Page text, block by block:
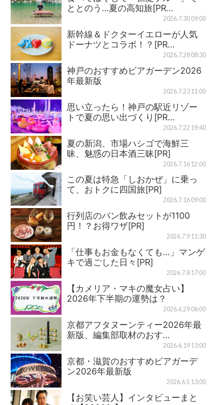
ととのう…夏の高知旅[PR…
2026.7.30 09:00
新幹線＆ドクターイエローが人気
ドーナツとコラボ！？[PR…
2026.7.28 08:30
神戸のおすすめビアガーデン2026
年最新版
2026.7.23 11:00
思い立ったら！神戸の駅近リゾー
トで夏の思い出づくり[PR…
2026.7.22 19:40
夏の新潟、市場ハシゴで海鮮三
昧、魅惑の日本酒三昧[PR]
2026.7.16 12:00
この夏は特急「しおかぜ」に乗っ
て、おトクに四国旅[PR]
2026.7.16 09:00
行列店のパン飲みセットが1100
円！？お得ワザ[PR]
2026.7.9 11:30
「仕事もお金もなくても…」マンゲ
キで過ごした日々[PR]
2026.7.8 17:00
【カメリア・マキの魔女占い】
2026年下半期の運勢は？
2026.6.29 06:00
京都アフタヌーンティー2026年最
新版、編集部取材のおす…
2026.6.19 13:00
京都・滋賀のおすすめビアガーデ
ン2026年最新版
2026.6.5 13:00
【お笑い芸人】インタビューまと